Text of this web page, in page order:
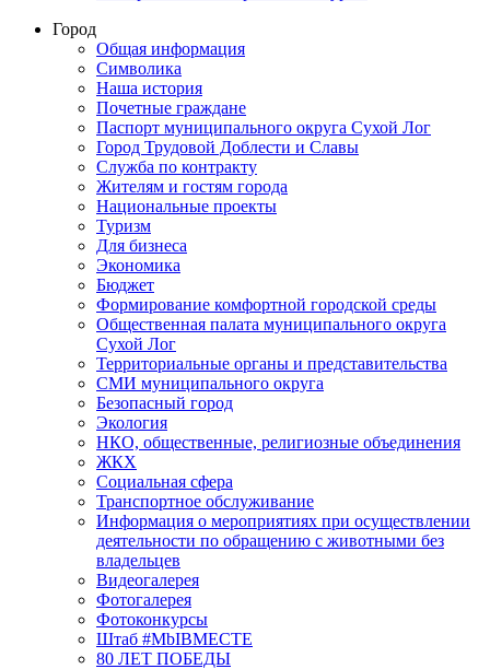
Город
Общая информация
Символика
Наша история
Почетные граждане
Паспорт муниципального округа Сухой Лог
Город Трудовой Доблести и Славы
Служба по контракту
Жителям и гостям города
Национальные проекты
Туризм
Для бизнеса
Экономика
Бюджет
Формирование комфортной городской среды
Общественная палата муниципального округа
Сухой Лог
Территориальные органы и представительства
СМИ муниципального округа
Безопасный город
Экология
НКО, общественные, религиозные объединения
ЖКХ
Социальная сфера
Транспортное обслуживание
Информация о мероприятиях при осуществлении
деятельности по обращению с животными без
владельцев
Видеогалерея
Фотогалерея
Фотоконкурсы
Штаб #MbIBMECTE
80 ЛЕТ ПОБЕДЫ